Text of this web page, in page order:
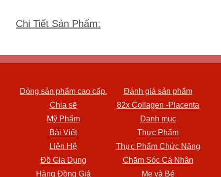
Chi Tiết Sản Phẩm:
Dòng sản phẩm cao cấp.
Đánh giá sản phẩm
Chia sẽ
82x Collagen -Placenta
Mỹ Phẩm
Danh mục
Bài Viết
Thực Phẩm
Liên Hệ
Thực Phẩm Chức Năng
Đồ Gia Dụng
Chăm Sóc Cá Nhân
Hàng Đồng Giá
Mẹ và Bé